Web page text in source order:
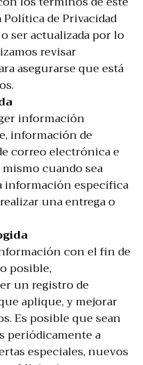
de Privacidad
ser actualizada por lo
revisar
asegurarse que está
información
información de
correo electrónica e
cuando sea
información específica
una entrega o
con el fin de
posible,
un registro de
aplique, y mejorar
Es posible que sean
periódicamente a
especiales, nuevos